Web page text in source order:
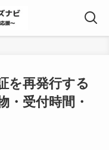
を再発行する
・受付時間・